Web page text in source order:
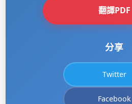
翻譯PDF
分享
Twitter
Facebook